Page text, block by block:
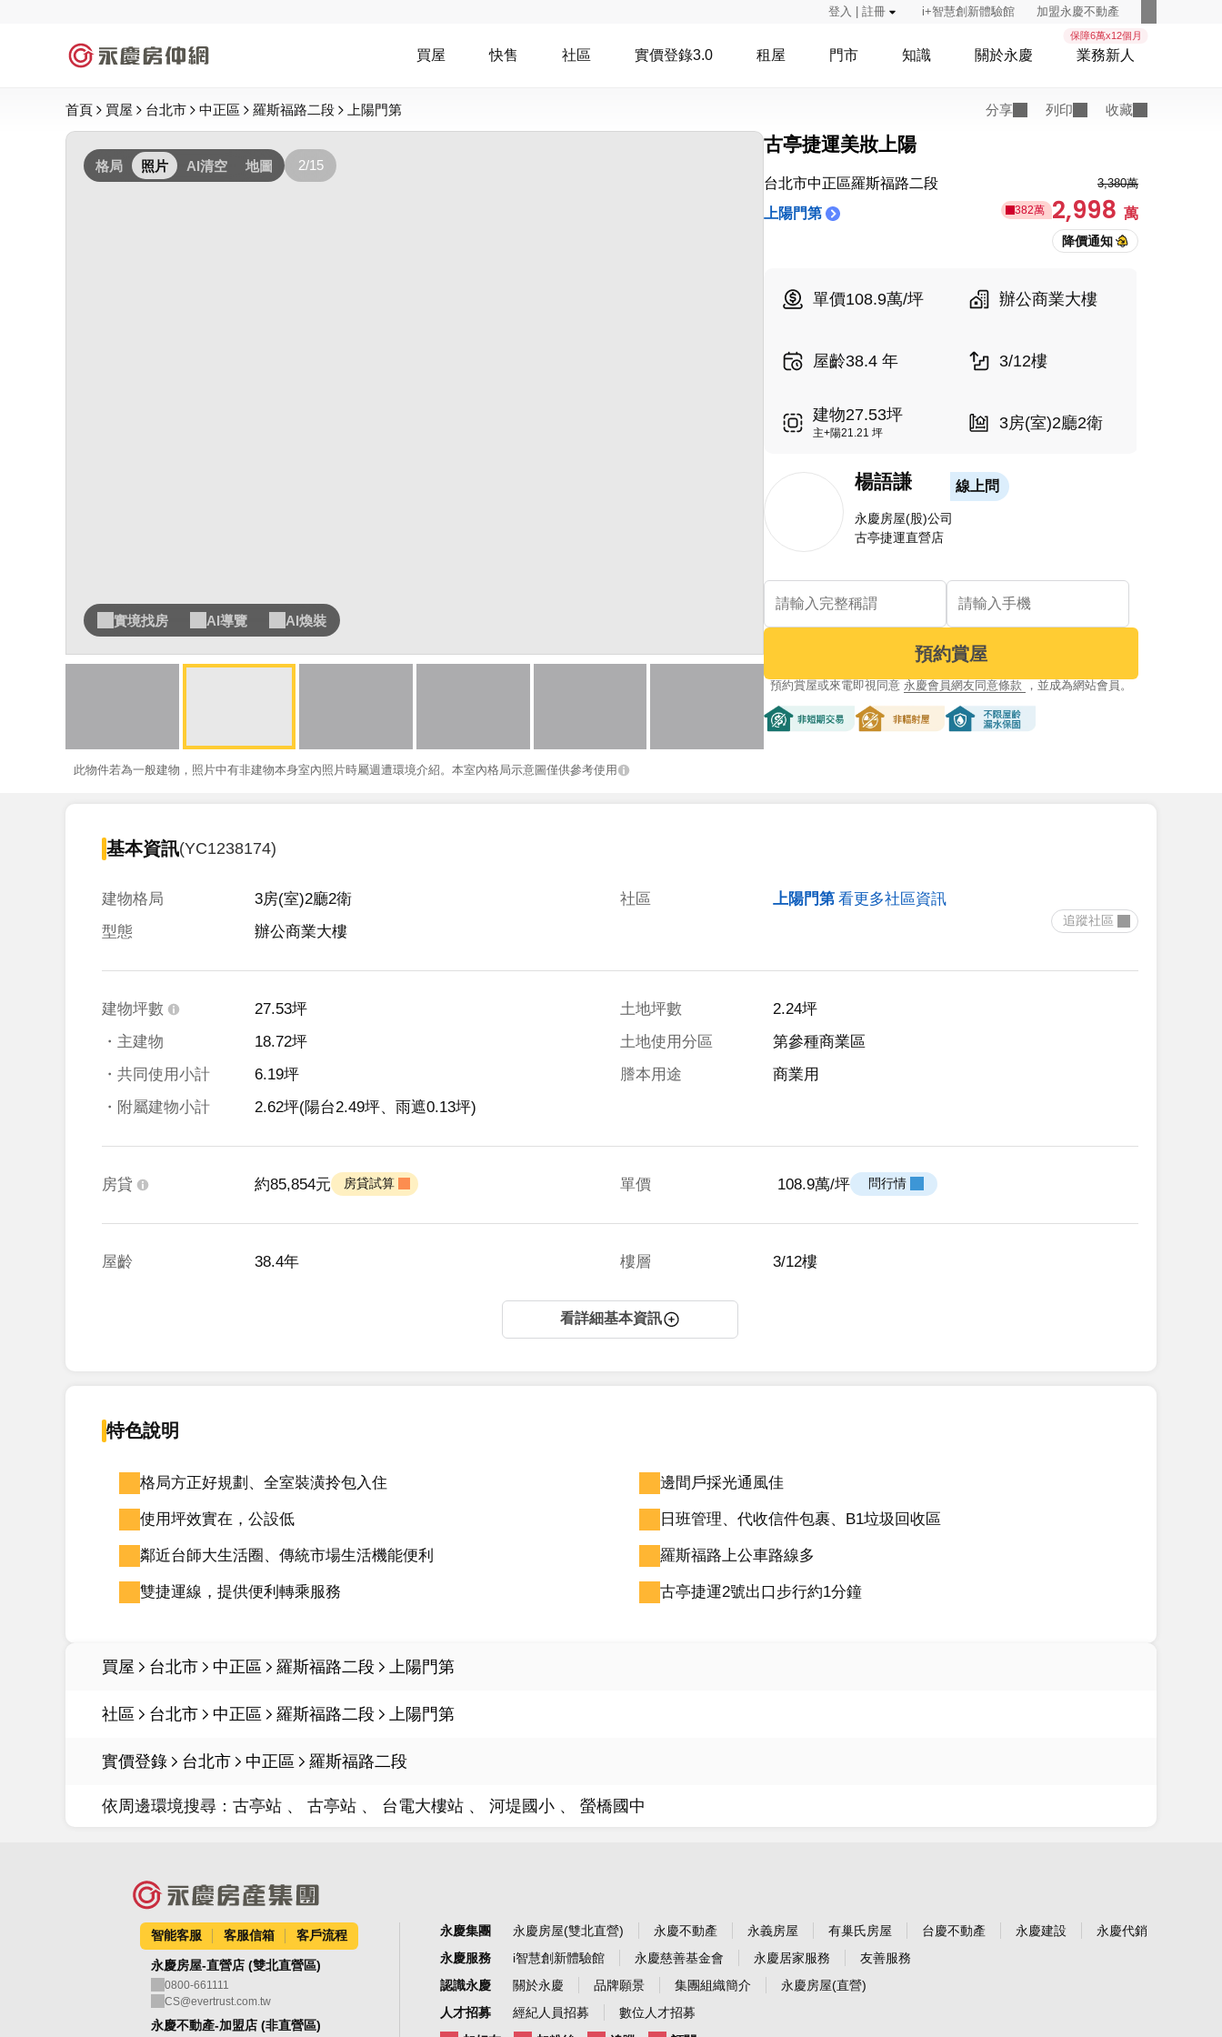
登入 | 註冊 i+智慧創新體驗館 加盟永慶不動產
買屋 快售 社區 實價登錄3.0 租屋 門市 知識 關於永慶
保障6萬x12個月
業務新人
首頁 買屋 台北市 中正區 羅斯福路二段 上陽門第 分享 列印 收藏
格局 照片 AI清空 地圖 2/15
實境找房 AI導覽 AI煥裝
此物件若為一般建物，照片中有非建物本身室內照片時屬週遭環境介紹。本室內格局示意圖僅供參考使用
古亭捷運美妝上陽
台北市中正區羅斯福路二段
上陽門第
3,380萬
382萬 2,998 萬
單價108.9萬/坪 辦公商業大樓
屋齡38.4 年 3/12樓
建物27.53坪
主+陽21.21 坪
3房(室)2廳2衛
楊語謙 線上問
永慶房屋(股)公司
古亭捷運直營店
預約賞屋
預約賞屋或來電即視同意 永慶會員網友同意條款 ，並成為網站會員。
基本資訊(YC1238174)
建物格局
3房(室)2廳2衛
型態
辦公商業大樓
社區 上陽門第 看更多社區資訊
建物坪數
27.53坪
・主建物
18.72坪
・共同使用小計
6.19坪
・附屬建物小計
2.62坪(陽台2.49坪、雨遮0.13坪)
土地坪數
2.24坪
土地使用分區
第參種商業區
謄本用途
商業用
房貸 約85,854元 房貸試算 單價 108.9萬/坪 問行情
屋齡 38.4年 樓層 3/12樓
看詳細基本資訊
特色說明
格局方正好規劃、全室裝潢拎包入住 邊間戶採光通風佳
使用坪效實在，公設低 日班管理、代收信件包裹、B1垃圾回收區
鄰近台師大生活圈、傳統市場生活機能便利 羅斯福路上公車路線多
雙捷運線，提供便利轉乘服務 古亭捷運2號出口步行約1分鐘
買屋 台北市 中正區 羅斯福路二段 上陽門第
社區 台北市 中正區 羅斯福路二段 上陽門第
實價登錄 台北市 中正區 羅斯福路二段
依周邊環境搜尋： 古亭站 古亭站 台電大樓站 河堤國小 螢橋國中
智能客服 客服信箱 客戶流程
永慶房屋-直營店 (雙北直營區)
0800-661111
CS@evertrust.com.tw
永慶不動產-加盟店 (非直營區)
永慶集團 永慶房屋(雙北直營) 永慶不動產 永義房屋 有巢氏房屋 台慶不動產 永慶建設
永慶代銷
永慶服務
i智慧創新體驗館 永慶慈善基金會 永慶居家服務
友善服務
認識永慶
關於永慶 品牌願景 集團組織簡介
永慶房屋(直營)
人才招募
經紀人員招募
數位人才招募